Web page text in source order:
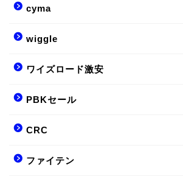
cyma
wiggle
ワイズロード激安
PBKセール
CRC
ファイテン